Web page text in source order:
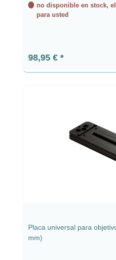
no disponible en stock,
para usted
Precio normal:
98,95 €
Placa universal para
mm)